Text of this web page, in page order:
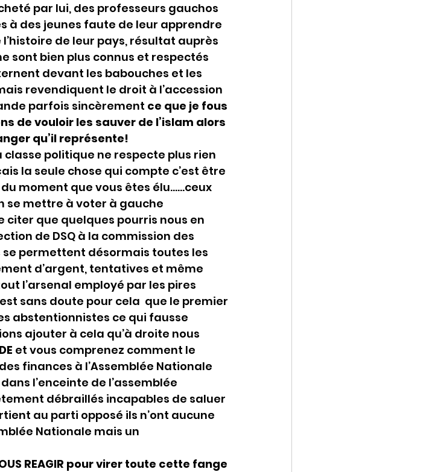
par lui, des professeurs gauchos
à des jeunes faute de leur apprendre
de leur pays, résultat auprès
sont bien plus connus et respectés
devant les babouches et les
revendiquent le droit à l’accession
parfois sincèrement ce que je fous
de vouloir les sauver de l’islam alors
qu’il représente!
politique ne respecte plus rien
la seule chose qui compte c’est être
moment que vous êtes élu……ceux
se mettre à voter à gauche
citer que quelques pourris nous en
de DSQ à la commission des
permettent désormais toutes les
d’argent, tentatives et même
l’arsenal employé par les pires
sans doute pour cela  que le premier
abstentionnistes ce qui fausse
ajouter à cela qu’à droite nous
et vous comprenez comment le
finances à l’Assemblée Nationale
l’enceinte de l’assemblée
débraillés incapables de saluer
au parti opposé ils n’ont aucune
Nationale mais un
REAGIR pour virer toute cette fange